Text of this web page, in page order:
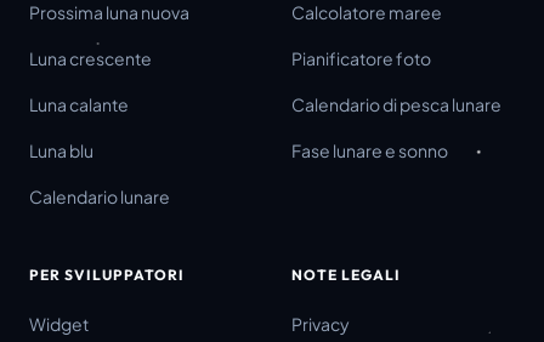
Prossima luna nuova
Luna crescente
Luna calante
Luna blu
Calendario lunare
Calcolatore maree
Pianificatore foto
Calendario di pesca lunare
Fase lunare e sonno
PER SVILUPPATORI
Widget
NOTE LEGALI
Privacy